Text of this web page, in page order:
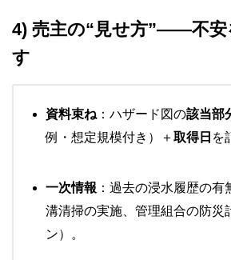
4) 売主の“見せ方”——不安
す
資料束ね ：ハザード図の該当部
例・想定規模付き）＋取得日 を
一次情報 ：過去の浸水履歴の有
溝清掃の実施、管理組合の防災
ン）。